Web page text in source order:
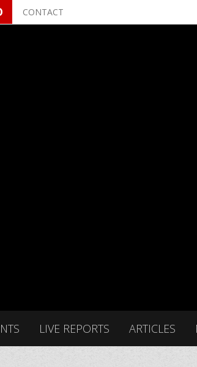
CONTACT
LIVE REPORTS ARTICLES